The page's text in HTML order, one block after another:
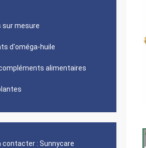
sur mesure
d'oméga-huile
alimentaires
contacter : Sunnycare